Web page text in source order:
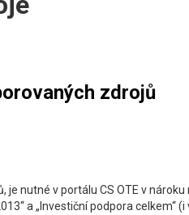
zdrojů
nutné v portálu CS OTE v nároku
a „Investiční podpora celkem“